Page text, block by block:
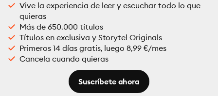
Vive la experiencia de leer y escuchar todo lo que
quieras
Más de 650.000 títulos
Títulos en exclusiva y Storytel Originals
Primeros 14 días gratis, luego 8,99 €/mes
Cancela cuando quieras
Suscríbete ahora